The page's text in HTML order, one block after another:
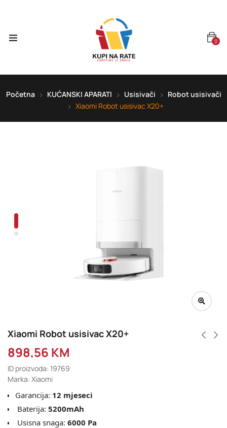
0
Početna KUĆANSKI APARATI Usisivači
Robot usisivači
Xiaomi Robot usisivac X20+
Xiaomi Robot usisivac X20+
898,56 KM
ID proizvoda: 19769
Marka: Xiaomi
Garancija: 12 mjeseci
Baterija: 5200mAh
Usisna snaga: 6000 Pa